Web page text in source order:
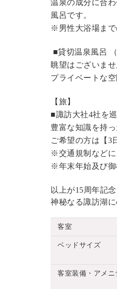
温泉の成分に合
風呂です。
※男性大浴場まで
■貸切温泉風呂 （
眺望はございま
プライベートな
【旅】
■諏訪大社4社を
豊富な知識を持
ご希望の方は【3
※交通規制などに
※年末年始及び御
以上が15周年記
神秘なる諏訪湖
客室
ベッドサイズ
客室装備・アメニ